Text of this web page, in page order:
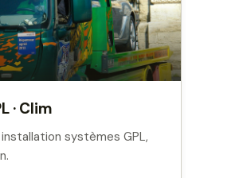
· Clim
systèmes GPL,